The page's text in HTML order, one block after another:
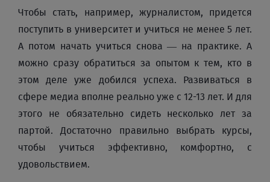
Чтобы стать, например, журналистом, придется
поступить в университет и учиться не менее 5 лет.
А потом начать учиться снова — на практике. А
можно сразу обратиться за опытом к тем, кто в
этом деле уже добился успеха. Развиваться в
сфере медиа вполне реально уже с 12-13 лет. И для
этого не обязательно сидеть несколько лет за
партой. Достаточно правильно выбрать курсы,
чтобы учиться эффективно, комфортно, с
удовольствием.